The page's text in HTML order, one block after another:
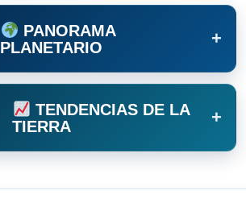
PANORAMA
PLANETARIO
+
TENDENCIAS DE LA
TIERRA
+